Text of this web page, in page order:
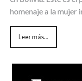
homenaje a la mujer
Leer más...